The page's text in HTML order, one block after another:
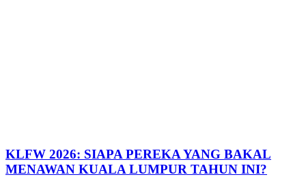
KLFW 2026: SIAPA PEREKA YANG BAKAL
MENAWAN KUALA LUMPUR TAHUN INI?